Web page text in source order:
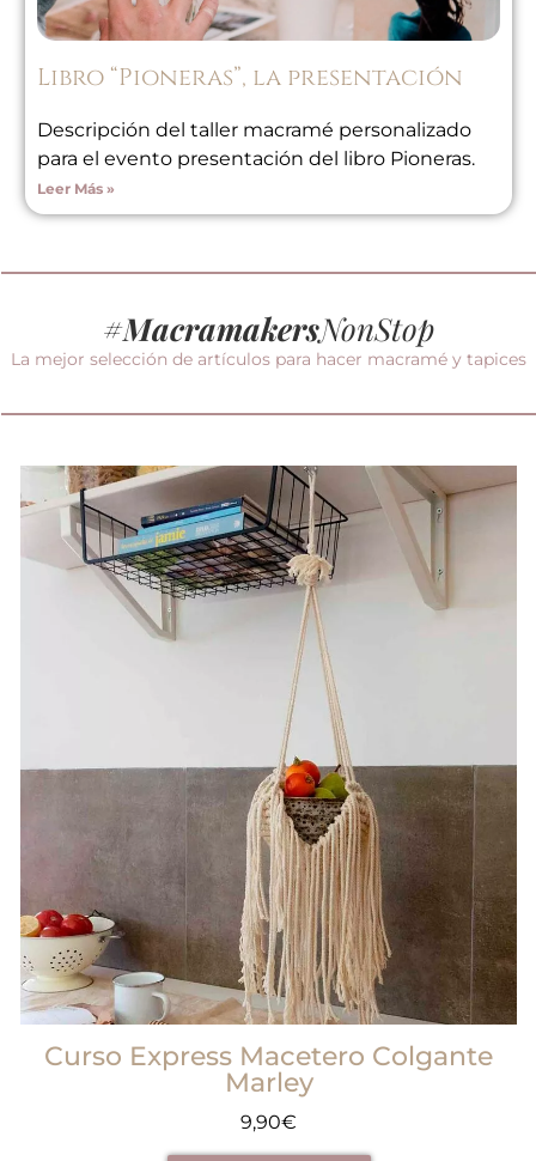
Libro “Pioneras”, la presentación
Descripción del taller macramé personalizado
para el evento presentación del libro Pioneras.
Leer Más »
#MacramakersNonStop
La mejor selección de artículos para hacer macramé y tapices
Curso Express Macetero Colgante
Marley
9,90€